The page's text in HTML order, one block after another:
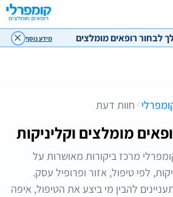
לבחור רופאים מומלצים מידע נוסף
חוות דעת
מומלצים וקליניקות
מרכז ביקורות מאושרות על
לפי טיפול, אזור ופרופיל עסק.
להבין מי ביצע את הטיפול, איפה